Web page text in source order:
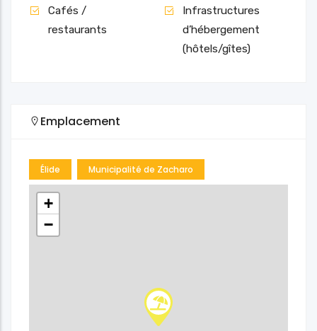
Cafés /
restaurants
Infrastructures
d’hébergement
(hôtels/gîtes)
Emplacement
Élide Municipalité de Zacharo
+
−